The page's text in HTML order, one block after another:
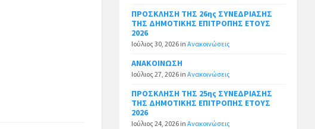
ΠΡΟΣΚΛΗΣΗ ΤΗΣ 26ης ΣΥΝΕΔΡΙΑΣΗΣ
ΤΗΣ ΔΗΜΟΤΙΚΗΣ ΕΠΙΤΡΟΠΗΣ ΕΤΟΥΣ
2026
Ιούλιος 30, 2026 inΑνακοινώσεις
ΑΝΑΚΟΙΝΩΣΗ
Ιούλιος 27, 2026 inΑνακοινώσεις
ΠΡΟΣΚΛΗΣΗ ΤΗΣ 25ης ΣΥΝΕΔΡΙΑΣΗΣ
ΤΗΣ ΔΗΜΟΤΙΚΗΣ ΕΠΙΤΡΟΠΗΣ ΕΤΟΥΣ
2026
Ιούλιος 24, 2026 inΑνακοινώσεις